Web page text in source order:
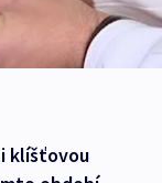
klíšťovou